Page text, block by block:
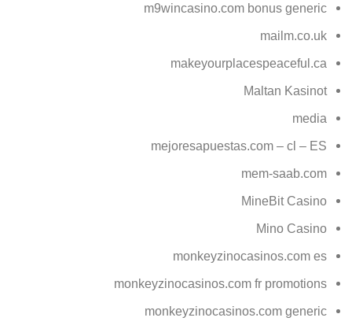
m9wincasino.com bonus generic
mailm.co.uk
makeyourplacespeaceful.ca
Maltan Kasinot
media
mejoresapuestas.com – cl – ES
mem-saab.com
MineBit Casino
Mino Casino
monkeyzinocasinos.com es
monkeyzinocasinos.com fr promotions
monkeyzinocasinos.com generic